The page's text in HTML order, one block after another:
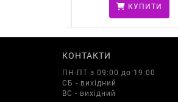
КУПИТИ
КОНТАКТИ
ПН-ПТ з 09:00 до 19:00
СБ - вихідний
ВС - вихідний